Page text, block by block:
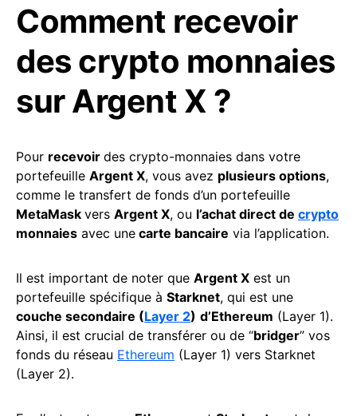
Comment recevoir
des crypto monnaies
sur Argent X ?
Pour recevoir des crypto-monnaies dans votre
portefeuille Argent X, vous avez plusieurs options,
comme le transfert de fonds d’un portefeuille
MetaMask vers Argent X, ou l’achat direct de crypto
monnaies avec une carte bancaire via l’application.
Il est important de noter que Argent X est un
portefeuille spécifique à Starknet, qui est une
couche secondaire (Layer 2) d’Ethereum (Layer 1).
Ainsi, il est crucial de transférer ou de “bridger” vos
fonds du réseau Ethereum (Layer 1) vers Starknet
(Layer 2).